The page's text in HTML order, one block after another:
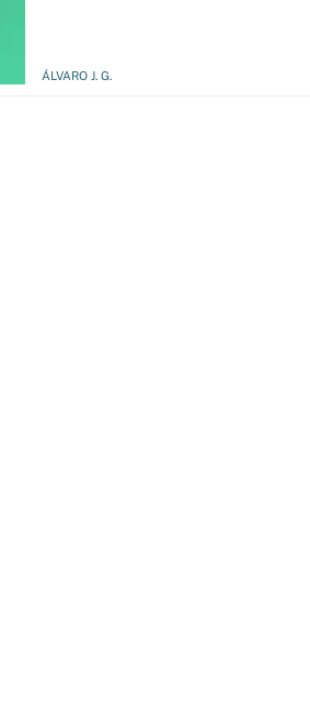
ÁLVARO J. G.